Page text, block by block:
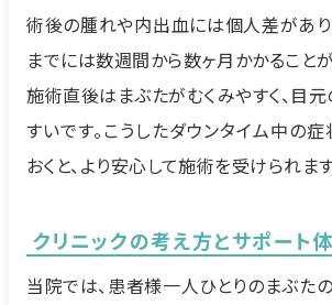
術後の腫れや内出血には個人差があ
までには数週間から数ヶ月かかること
施術直後はまぶたがむくみやすく、目
すいです。こうしたダウンタイム中の
おくと、より安心して施術を受けられます
クリニックの考え方とサポート
当院では、患者様一人ひとりのまぶた